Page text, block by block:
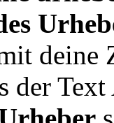
deine
der